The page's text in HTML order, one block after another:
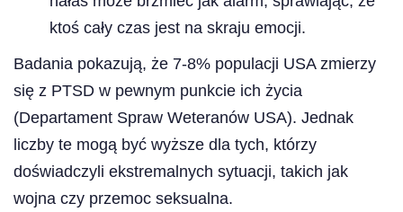
ktoś cały czas jest na skraju emocji.
Badania pokazują, że 7-8% populacji USA zmierzy
się z PTSD w pewnym punkcie ich życia
(Departament Spraw Weteranów USA). Jednak
liczby te mogą być wyższe dla tych, którzy
doświadczyli ekstremalnych sytuacji, takich jak
wojna czy przemoc seksualna.